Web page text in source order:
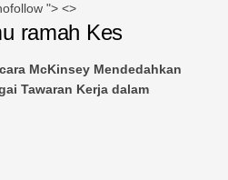
"> <>
ramah Kes
McKinsey Mendedahkan
Tawaran Kerja dalam